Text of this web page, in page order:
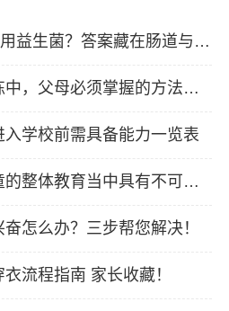
益生菌？答案藏在肠道与大
，父母必须掌握的方法有
学校前需具备能力一览表
整体教育当中具有不可估
怎么办？三步帮您解决！
流程指南 家长收藏！